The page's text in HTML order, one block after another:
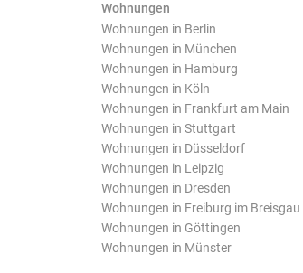
Wohnungen
Wohnungen in Berlin
Wohnungen in München
Wohnungen in Hamburg
Wohnungen in Köln
Wohnungen in Frankfurt am Main
Wohnungen in Stuttgart
Wohnungen in Düsseldorf
Wohnungen in Leipzig
Wohnungen in Dresden
Wohnungen in Freiburg im Breisgau
Wohnungen in Göttingen
Wohnungen in Münster